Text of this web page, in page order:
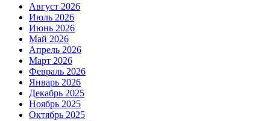
Август 2026
Июль 2026
Июнь 2026
Май 2026
Апрель 2026
Март 2026
Февраль 2026
Январь 2026
Декабрь 2025
Ноябрь 2025
Октябрь 2025